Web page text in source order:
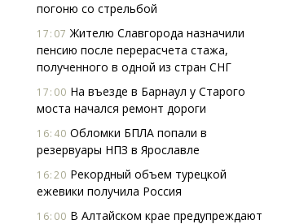
погоню со стрельбой
17:07 Жителю Славгорода назначили
пенсию после перерасчета стажа,
полученного в одной из стран СНГ
17:00 На въезде в Барнаул у Старого
моста начался ремонт дороги
16:40 Обломки БПЛА попали в
резервуары НПЗ в Ярославле
16:20 Рекордный объем турецкой
ежевики получила Россия
16:00 В Алтайском крае предупреждают